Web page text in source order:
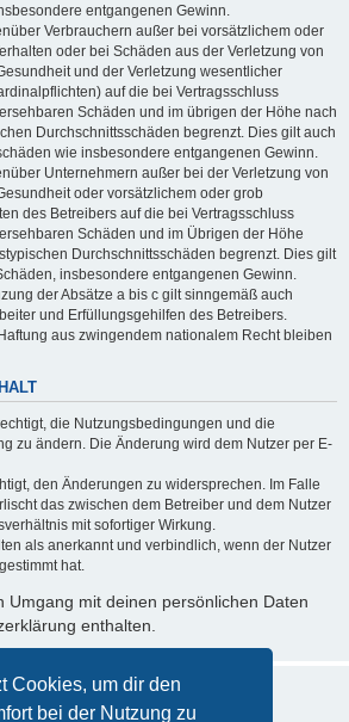
Cookies, um dir den
bei der Nutzung zu
entgangenen Gewinn.
Verbrauchern außer bei vorsätzlichem oder
oder bei Schäden aus der Verletzung von
und der Verletzung wesentlicher
auf die bei Vertragsschluss
Schäden und im übrigen der Höhe nach
Durchschnittsschäden begrenzt. Dies gilt auch
wie insbesondere entgangenen Gewinn.
Unternehmern außer bei der Verletzung von
oder vorsätzlichem oder grob
des Betreibers auf die bei Vertragsschluss
Schäden und im Übrigen der Höhe
Durchschnittsschäden begrenzt. Dies gilt
insbesondere entgangenen Gewinn.
der Absätze a bis c gilt sinngemäß auch
und Erfüllungsgehilfen des Betreibers.
aus zwingendem nationalem Recht bleiben
die Nutzungsbedingungen und die
zu ändern. Die Änderung wird dem Nutzer per E-
den Änderungen zu widersprechen. Im Falle
das zwischen dem Betreiber und dem Nutzer
mit sofortiger Wirkung.
als anerkannt und verbindlich, wenn der Nutzer
hat.
Umgang mit deinen persönlichen Daten
enthalten.